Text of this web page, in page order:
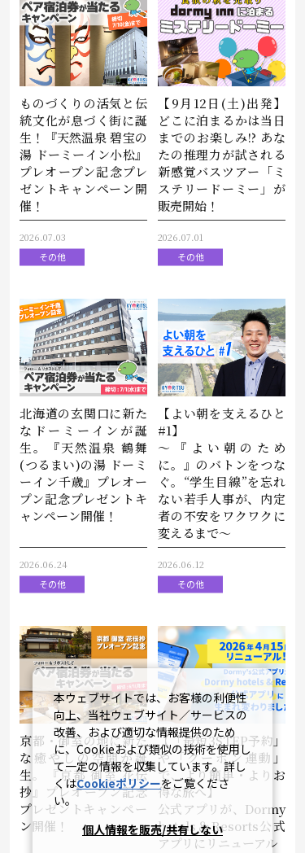
ものづくりの活気と伝
統文化が息づく街に誕
生！『天然温泉 碧宝の
湯 ドーミーイン小松』
プレオープン記念プレ
ゼントキャンペーン開
催！
2026.07.03
その他
【9月12日(土)出発】
どこに泊まるかは当日
までのお楽しみ!? あな
たの推理力が試される
新感覚バスツアー「ミ
ステリードーミー」が
販売開始！
2026.07.01
その他
北海道の玄関口に新た
なドーミーインが誕
生。『天然温泉 鶴舞
(つるまい)の湯 ドーミ
ーイン千歳』プレオー
プン記念プレゼントキ
ャンペーン開催！
2026.06.24
その他
【よい朝を支えるひと
#1】
～『よい朝のため
に。』のバトンをつな
ぐ。“学生目線”を忘れ
ない若手人事が、内定
者の不安をワクワクに
変えるまで～
2026.06.12
その他
京都・御室の地に新た
な癒やしの空間が誕
生。『京都 御室 花伝
抄』プレオープン記念
プレゼントキャンペー
ン開催！
【「最短3STEP予約」
や「クーポン連動」
で、より簡単・よりお
得な旅へ】
公式アプリが、Dormy
hotels＆Resorts公式
アプリにリニューアル
本ウェブサイトでは、お客様の利便性
向上、当社ウェブサイト／サービスの
改善、および適切な情報提供のため
に、Cookieおよび類似の技術を使用し
て一定の情報を収集しています。詳し
くはCookieポリシーをご覧くださ
い。
個人情報を販売/共有しない